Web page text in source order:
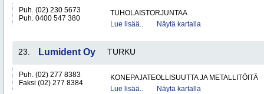
Puh. (02) 230 5673
Puh. 0400 547 380
TUHOLAISTORJUNTAA
Lue lisää..
Näytä kartalla
23. Lumident Oy TURKU
Puh. (02) 277 8383
Faksi (02) 277 8384
KONEPAJATEOLLISUUTTA JA METALLITÖITÄ
Lue lisää..
Näytä kartalla